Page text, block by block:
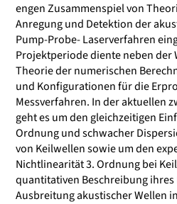
engen Zusammenspiel von
Anregung und Detektion der
Pump-Probe- Laserverfahren
Projektperiode diente neben
Theorie der numerischen
und Konfigurationen für die
Messverfahren. In der aktuellen
geht es um den gleichzeitigen
Ordnung und schwacher
von Keilwellen sowie um den
Nichtlinearität 3. Ordnung bei
quantitativen Beschreibung ihres
Ausbreitung akustischer Wellen